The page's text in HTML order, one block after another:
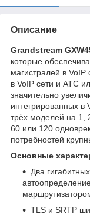
Описание
Grandstream
которые
магистралей в
в VoIP сети и АТС
значительно
интегрированных в
трёх моделей на 1,
60 или 120
потребностей
Основные
Два
TLS и SRTP